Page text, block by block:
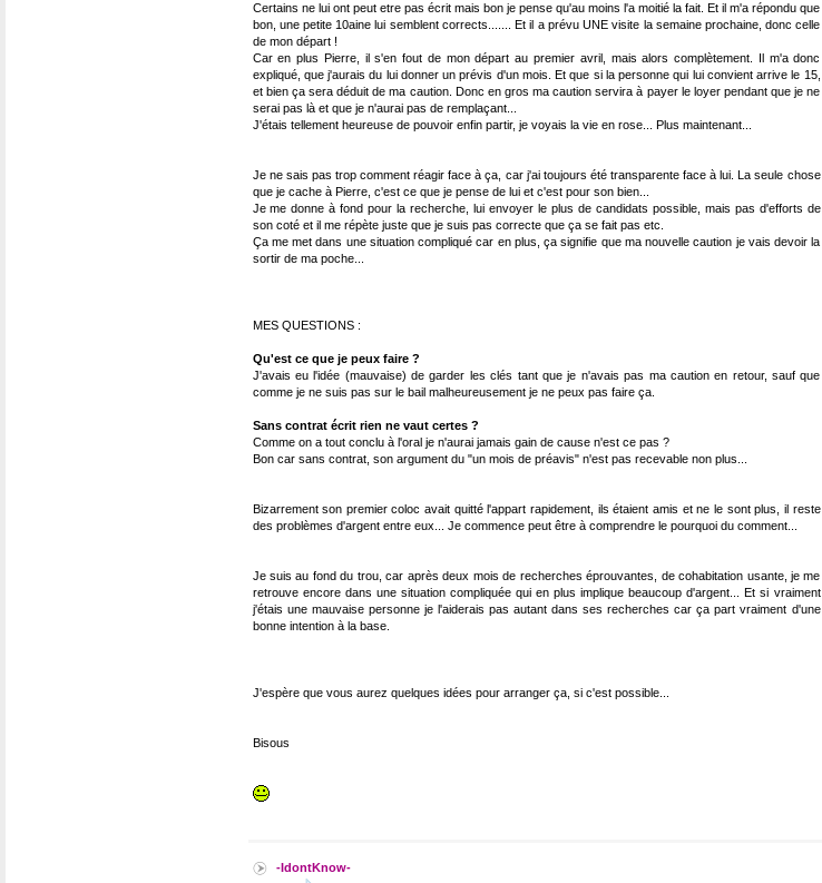
Certains ne lui ont peut etre pas écrit mais bon je pense qu'au moins l'a moitié la fait. Et il m'a répondu que
bon, une petite 10aine lui semblent corrects....... Et il a prévu UNE visite la semaine prochaine, donc celle
de mon départ !
Car en plus Pierre, il s'en fout de mon départ au premier avril, mais alors complètement. Il m'a donc
expliqué, que j'aurais du lui donner un prévis d'un mois. Et que si la personne qui lui convient arrive le 15,
et bien ça sera déduit de ma caution. Donc en gros ma caution servira à payer le loyer pendant que je ne
serai pas là et que je n'aurai pas de remplaçant...
J'étais tellement heureuse de pouvoir enfin partir, je voyais la vie en rose... Plus maintenant...
Je ne sais pas trop comment réagir face à ça, car j'ai toujours été transparente face à lui. La seule chose
que je cache à Pierre, c'est ce que je pense de lui et c'est pour son bien...
Je me donne à fond pour la recherche, lui envoyer le plus de candidats possible, mais pas d'efforts de
son coté et il me répète juste que je suis pas correcte que ça se fait pas etc.
Ça me met dans une situation compliqué car en plus, ça signifie que ma nouvelle caution je vais devoir la
sortir de ma poche...
MES QUESTIONS :
Qu'est ce que je peux faire ?
J'avais eu l'idée (mauvaise) de garder les clés tant que je n'avais pas ma caution en retour, sauf que
comme je ne suis pas sur le bail malheureusement je ne peux pas faire ça.
Sans contrat écrit rien ne vaut certes ?
Comme on a tout conclu à l'oral je n'aurai jamais gain de cause n'est ce pas ?
Bon car sans contrat, son argument du "un mois de préavis" n'est pas recevable non plus...
Bizarrement son premier coloc avait quitté l'appart rapidement, ils étaient amis et ne le sont plus, il reste
des problèmes d'argent entre eux... Je commence peut être à comprendre le pourquoi du comment...
Je suis au fond du trou, car après deux mois de recherches éprouvantes, de cohabitation usante, je me
retrouve encore dans une situation compliquée qui en plus implique beaucoup d'argent... Et si vraiment
j'étais une mauvaise personne je l'aiderais pas autant dans ses recherches car ça part vraiment d'une
bonne intention à la base.
J'espère que vous aurez quelques idées pour arranger ça, si c'est possible...
Bisous
-IdontKnow-